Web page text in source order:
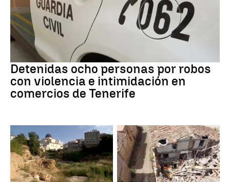
Robo con violencia
Detenidas ocho personas por robos
con violencia e intimidación en
comercios de Tenerife
Dana Termitas